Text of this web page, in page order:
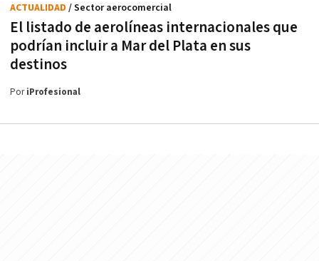
El listado de aerolíneas internacionales que
podrían incluir a Mar del Plata en sus
destinos
ACTUALIDAD / Sector aerocomercial
PoriProfesional